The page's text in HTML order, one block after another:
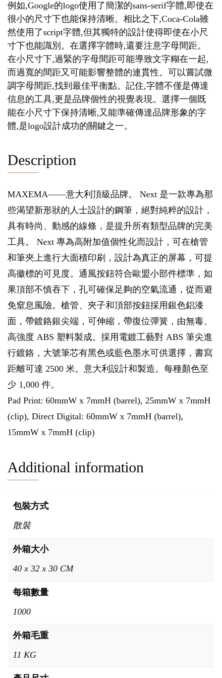
例如,Google的logo使用了簡潔的sans-serif字體,即使在
很小的尺寸下也能保持清晰。相比之下,Coca-Cola雖
然使用了script字體,但其獨特的設計使得即使在小尺
寸下也能識別。在選擇字體時,還要注意字母間距。
在小尺寸下,過緊的字母間距可能導致文字糊在一起,
而過寬的間距又可能影響整體的連貫性。可以嘗試微
調字母間距,找到最佳平衡點。記住,字體不僅是傳達
信息的工具,更是品牌個性的視覺表現。選擇一個既
能在小尺寸下保持清晰,又能準確傳達品牌形象的字
體,是logo設計成功的關鍵之一。
Description
MAXEMA——意大利頂級品牌。 Next 是一款專為那
些渴望新形狀的人士設計的鋼筆，絕對純粹的設計，
具有時尚、動感的線條，是提升所有類型品牌的完美
工具。 Next 專為高附加值個性化而設計，可在槍管
和筆夾上進行大面積印刷，設計為真正的屏幕，可提
高徽標的可見度。通風按鈕符合歐盟小部件標準，如
果頂部不慎吞下，孔可確保足夠的空氣流通，從而避
免窒息風險。槍管、夾子和頂部按鈕採用銀色鋁漆
面，帶鍍鉻銀尖端，可伸縮，帶復位彈簧，由無毒、
高強度 ABS 塑料製成。採用電鍍工藝對 ABS 筆尖進
行鍍鉻，大號筆芯有黑色或藍色墨水可供選擇，書寫
距離可達 2500 米。意大利設計和製造。每種顏色至
少 1,000 件。
Pad Print: 60mmW x 7mmH (barrel), 25mmW x 7mmH
(clip), Direct Digital: 60mmW x 7mmH (barrel),
15mmW x 7mmH (clip)
Additional information
包裝方式
散裝
外箱大小
40 x 32 x 30 CM
每箱數量
1000
外箱毛重
11 KG